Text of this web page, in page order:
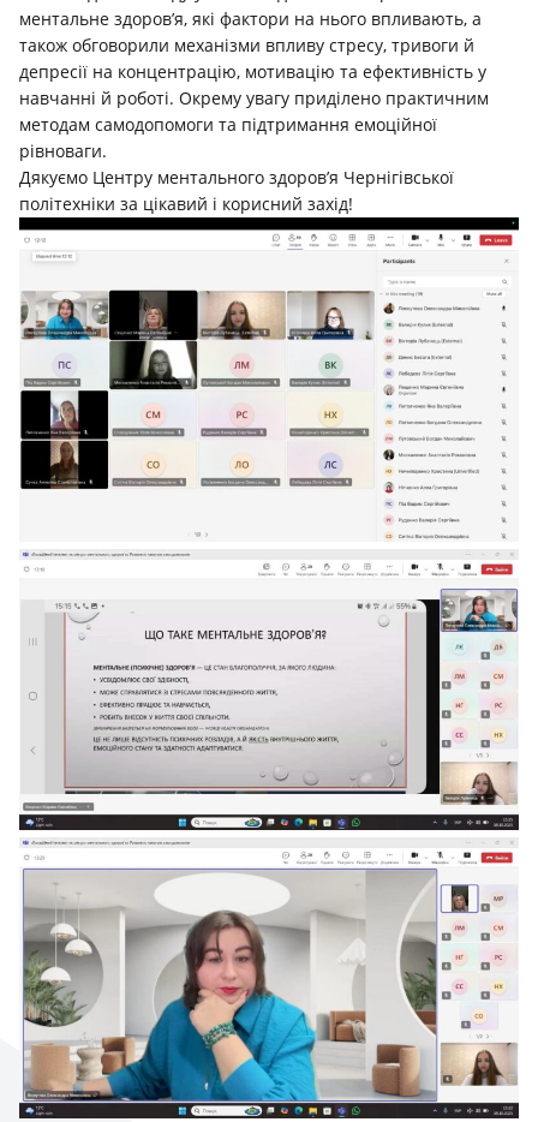
ментальне здоров’я, які фактори на нього впливають, а
також обговорили механізми впливу стресу, тривоги й
депресії на концентрацію, мотивацію та ефективність у
навчанні й роботі. Окрему увагу приділено практичним
методам самодопомоги та підтримання емоційної
рівноваги.
Дякуємо Центру ментального здоров’я Чернігівської
політехніки за цікавий і корисний захід!